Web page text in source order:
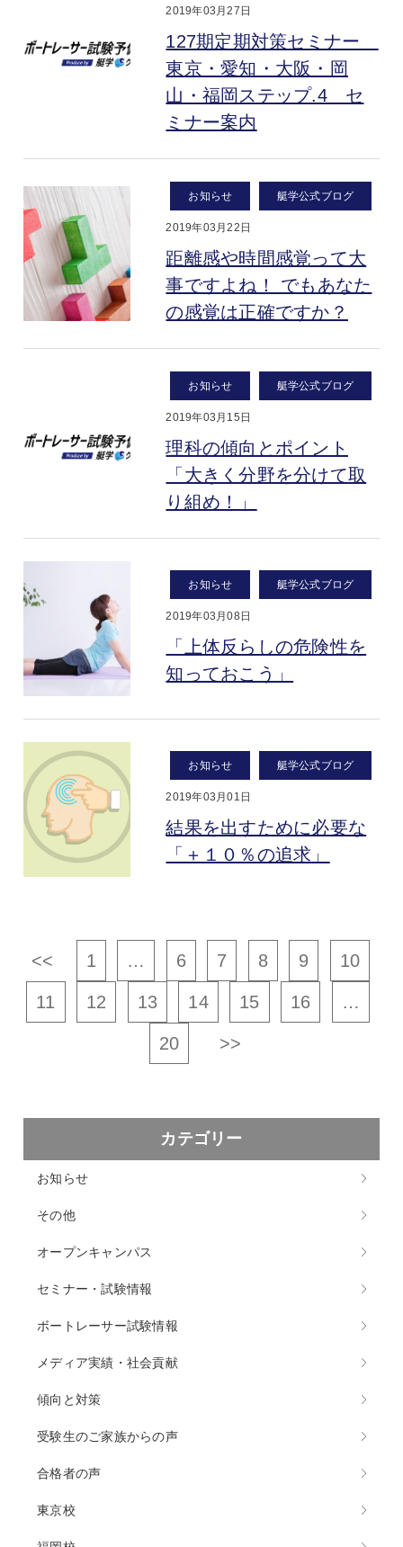
2019年03月27日
127期定期対策セミナー
東京・愛知・大阪・岡
山・福岡ステップ.4 セ
ミナー案内
お知らせ 艇学公式ブログ
2019年03月22日
距離感や時間感覚って大
事ですよね！ でもあなた
の感覚は正確ですか？
お知らせ 艇学公式ブログ
2019年03月15日
理科の傾向とポイント
「大きく分野を分けて取
り組め！」
お知らせ 艇学公式ブログ
2019年03月08日
「上体反らしの危険性を
知っておこう」
お知らせ 艇学公式ブログ
2019年03月01日
結果を出すために必要な
「＋１０％の追求」
<< 1 … 6 7 8 9 10
11 12 13 14 15 16 …
20 >>
カテゴリー
お知らせ
その他
オープンキャンパス
セミナー・試験情報
ボートレーサー試験情報
メディア実績・社会貢献
傾向と対策
受験生のご家族からの声
合格者の声
東京校